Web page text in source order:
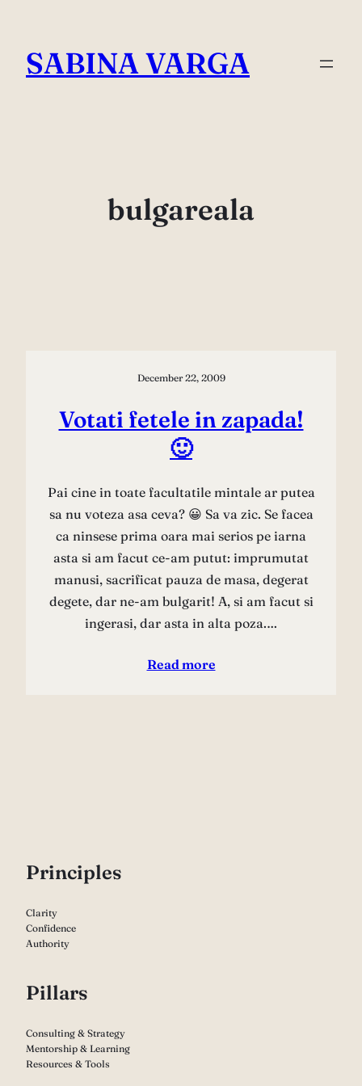
content
SABINA VARGA
bulgareala
December 22, 2009
Votati fetele in zapada!
🙂
Pai cine in toate facultatile mintale ar putea
sa nu voteza asa ceva? 😀 Sa va zic. Se facea
ca ninsese prima oara mai serios pe iarna
asta si am facut ce-am putut: imprumutat
manusi, sacrificat pauza de masa, degerat
degete, dar ne-am bulgarit! A, si am facut si
ingerasi, dar asta in alta poza.…
Read more
Principles
Clarity
Confidence
Authority
Pillars
Consulting & Strategy
Mentorship & Learning
Resources & Tools